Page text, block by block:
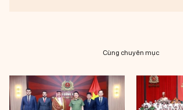
Cùng chuyên mục